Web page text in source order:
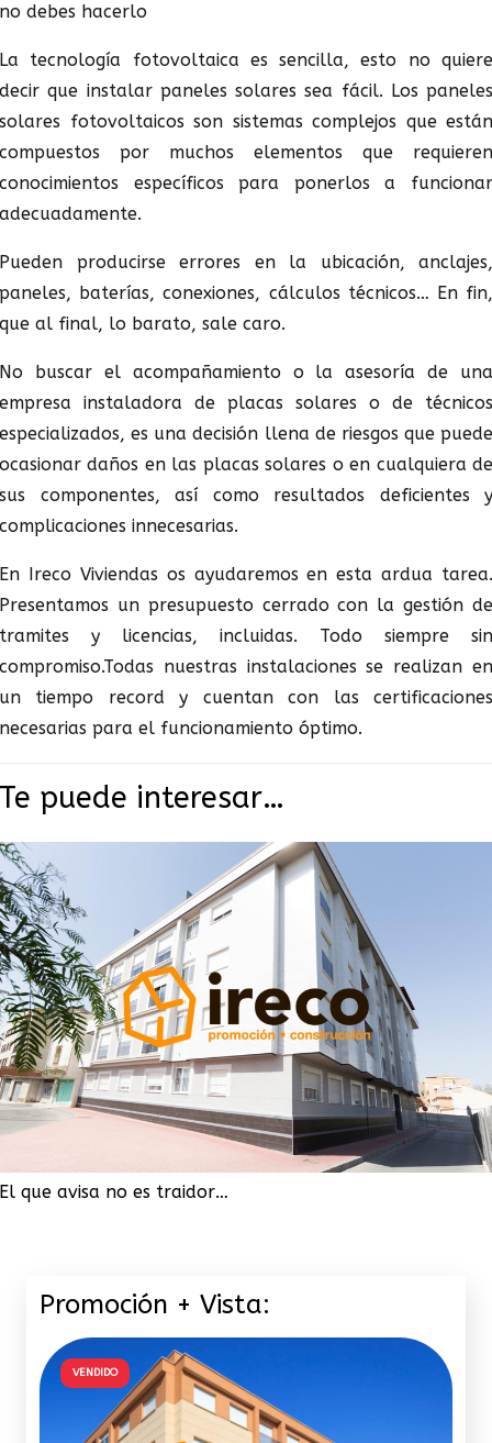
no debes hacerlo
La tecnología fotovoltaica es sencilla, esto no quiere
decir que instalar paneles solares sea fácil. Los paneles
solares fotovoltaicos son sistemas complejos que están
compuestos por muchos elementos que requieren
conocimientos específicos para ponerlos a funcionar
adecuadamente.
Pueden producirse errores en la ubicación, anclajes,
paneles, baterías, conexiones, cálculos técnicos… En fin,
que al final, lo barato, sale caro.
No buscar el acompañamiento o la asesoría de una
empresa instaladora de placas solares o de técnicos
especializados, es una decisión llena de riesgos que puede
ocasionar daños en las placas solares o en cualquiera de
sus componentes, así como resultados deficientes y
complicaciones innecesarias.
En Ireco Viviendas os ayudaremos en esta ardua tarea.
Presentamos un presupuesto cerrado con la gestión de
tramites y licencias, incluidas. Todo siempre sin
compromiso.Todas nuestras instalaciones se realizan en
un tiempo record y cuentan con las certificaciones
necesarias para el funcionamiento óptimo.
Te puede interesar…
El que avisa no es traidor…
Promoción + Vista:
VENDIDO